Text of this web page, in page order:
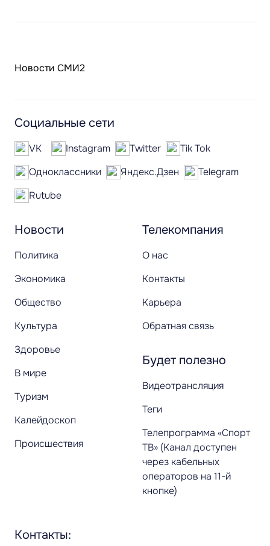
Новости СМИ2
Новости
Политика
Экономика
Общество
Культура
Здоровье
В мире
Туризм
Калейдоскоп
Происшествия
Телекомпания
О нас
Контакты
Карьера
Обратная связь
Будет полезно
Видеотрансляция
Теги
Телепрограмма «Спорт
ТВ» (Канал доступен
через кабельных
операторов на 11-й
кнопке)
Социальные сети
VK Instagram Twitter
Tik Tok
Одноклассники
Яндекс.Дзен
Telegram
Rutube
Контакты: